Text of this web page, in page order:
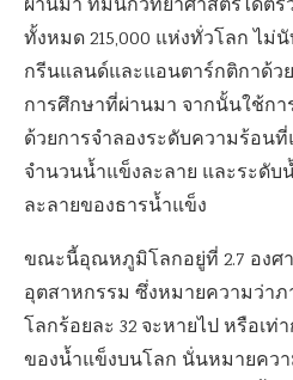
ผ่านมา ทีมนักวิทยาศาสตร์ได้ต
ทั้งหมด 215,000 แห่งทั่วโลก ไม่
กรีนแลนด์และแอนตาร์กติกาด้
การศึกษาที่ผ่านมา จากนั้นใช้ก
ด้วยการจำลองระดับความร้อน
จำนวนน้ำแข็งละลาย และระดับ
ละลายของธารน้ำแข็ง
ขณะนี้อุณหภูมิโลกอยู่ที่ 2.7 องศา
อุตสาหกรรม ซึ่งหมายความว่าภ
โลกร้อยละ 32 จะหายไป หรือเท่
ของน้ำแข็งบนโลก นั่นหมายควา